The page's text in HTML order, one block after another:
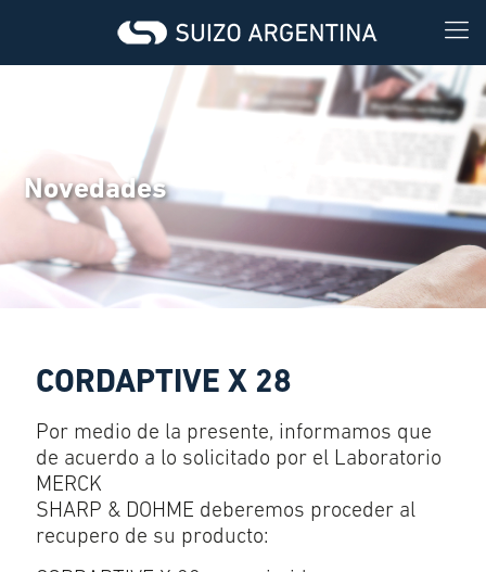
Novedades
CORDAPTIVE X 28
Por medio de la presente, informamos que
de acuerdo a lo solicitado por el Laboratorio
MERCK
SHARP & DOHME deberemos proceder al
recupero de su producto: